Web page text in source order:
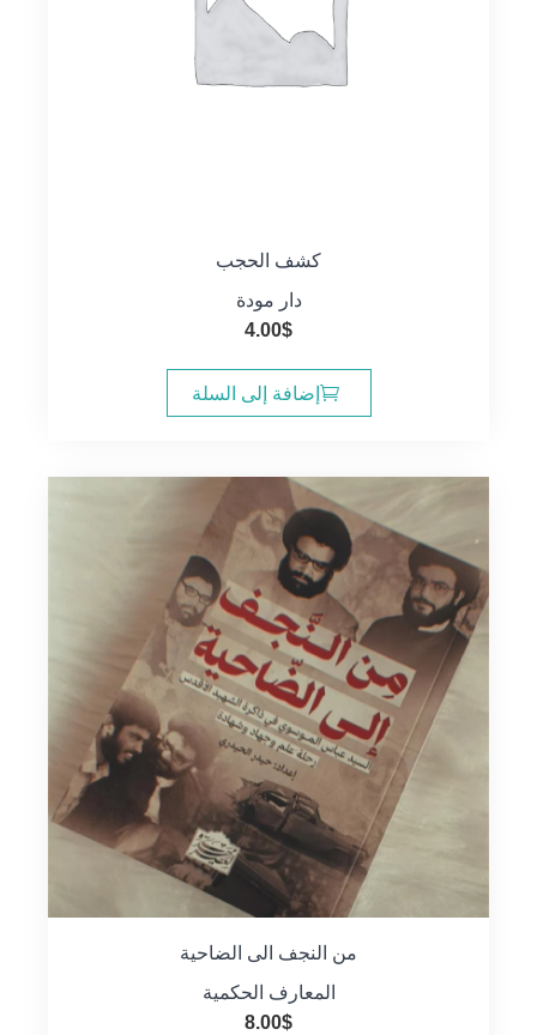
كشف الحجب
دار مودة
4.00$
إضافة إلى السلة
من النجف الى الضاحية
المعارف الحكمية
8.00$